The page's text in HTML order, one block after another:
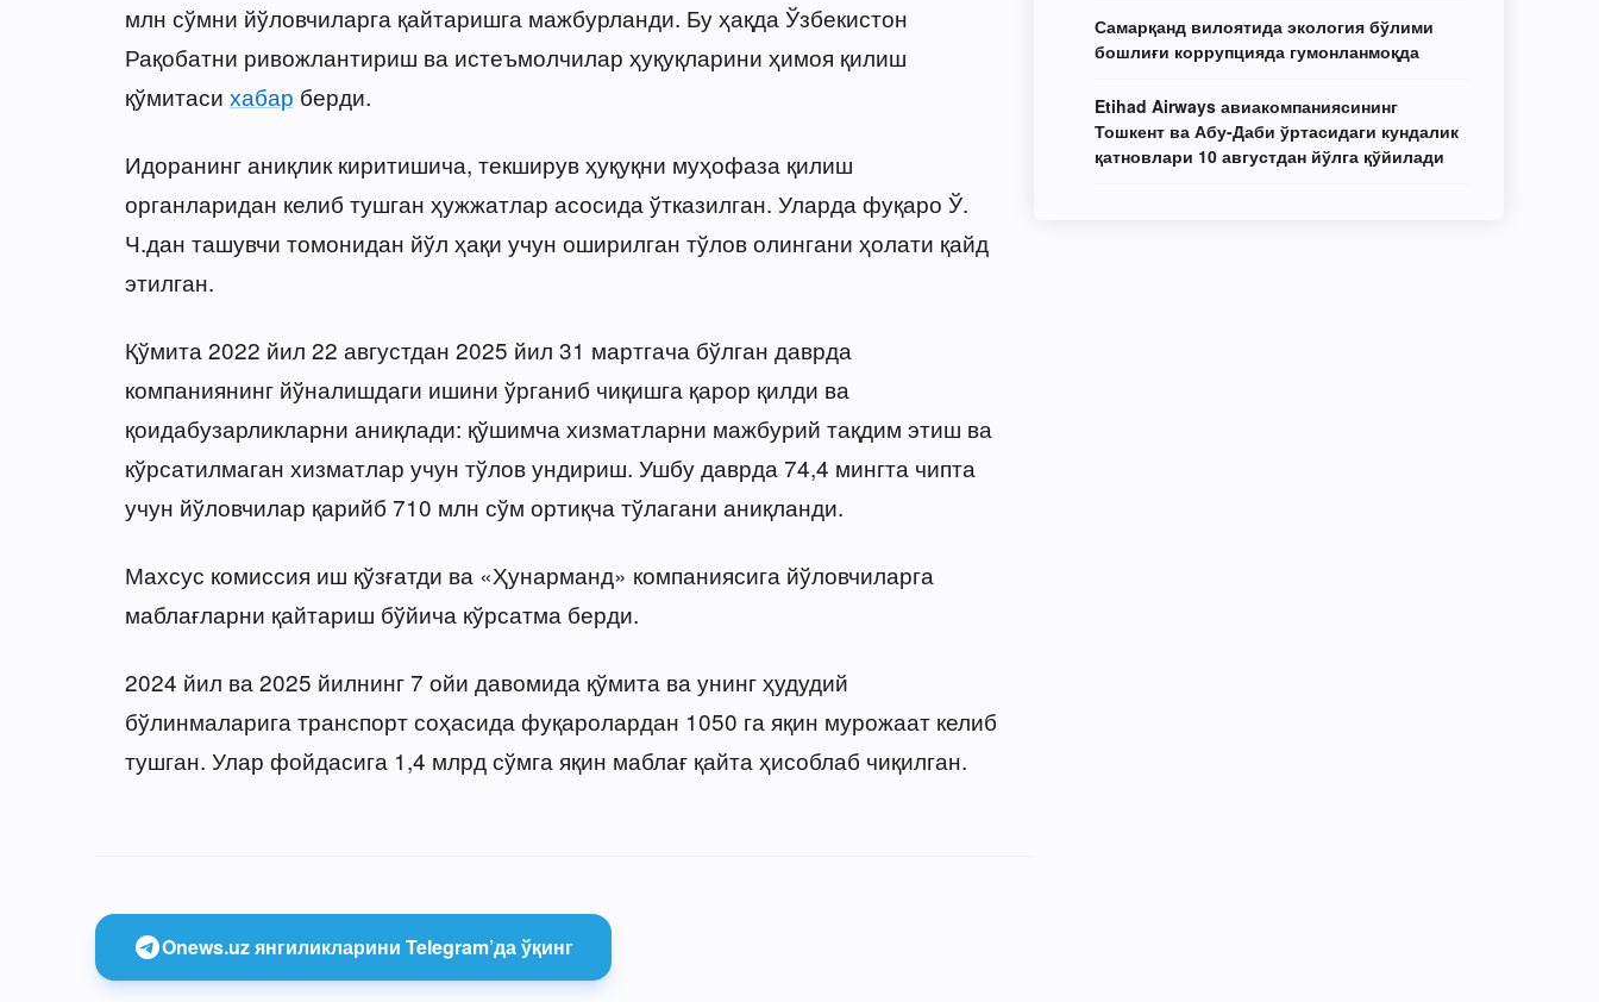
млн сўмни йўловчиларга қайтаришга мажбурланди. Бу ҳақда Ўзбекистон
Рақобатни ривожлантириш ва истеъмолчилар ҳуқуқларини ҳимоя қилиш
қўмитаси хабар берди.
Идоранинг аниқлик киритишича, текширув ҳуқуқни муҳофаза қилиш
органларидан келиб тушган ҳужжатлар асосида ўтказилган. Уларда фуқаро Ў.
Ч.дан ташувчи томонидан йўл ҳақи учун оширилган тўлов олингани ҳолати қайд
этилган.
Қўмита 2022 йил 22 августдан 2025 йил 31 мартгача бўлган даврда
компаниянинг йўналишдаги ишини ўрганиб чиқишга қарор қилди ва
қоидабузарликларни аниқлади: қўшимча хизматларни мажбурий тақдим этиш ва
кўрсатилмаган хизматлар учун тўлов ундириш. Ушбу даврда 74,4 мингта чипта
учун йўловчилар қарийб 710 млн сўм ортиқча тўлагани аниқланди.
Махсус комиссия иш қўзғатди ва «Ҳунарманд» компаниясига йўловчиларга
маблағларни қайтариш бўйича кўрсатма берди.
2024 йил ва 2025 йилнинг 7 ойи давомида қўмита ва унинг ҳудудий
бўлинмаларига транспорт соҳасида фуқаролардан 1050 га яқин мурожаат келиб
тушган. Улар фойдасига 1,4 млрд сўмга яқин маблағ қайта ҳисоблаб чиқилган.
Onews.uz янгиликларини Telegram’да ўқинг
Самарқанд вилоятида экология бўлими
бошлиғи коррупцияда гумонланмоқда
Etihad Airways авиакомпаниясининг
Тошкент ва Абу-Даби ўртасидаги кундалик
қатновлари 10 августдан йўлга қўйилади